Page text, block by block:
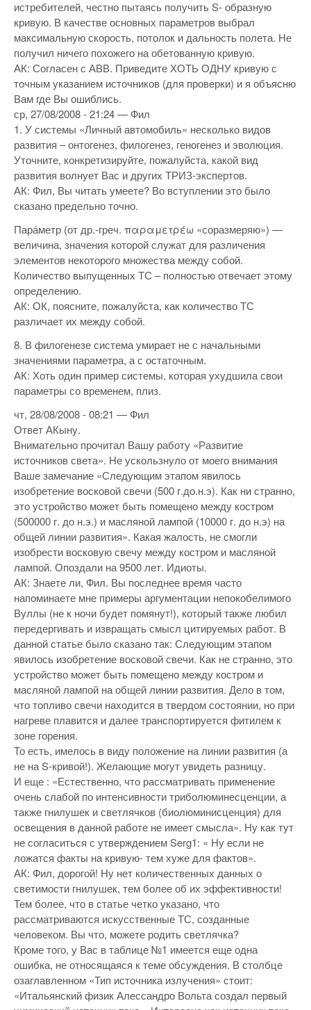
истребителей, честно пытаясь получить S- образную
кривую. В качестве основных параметров выбрал
максимальную скорость, потолок и дальность полета. Не
получил ничего похожего на обетованную кривую.
АК: Согласен с АВВ. Приведите ХОТЬ ОДНУ кривую с
точным указанием источников (для проверки) и я объясню
Вам где Вы ошиблись.
ср, 27/08/2008 - 21:24 — Фил
1. У системы «Личный автомобиль» несколько видов
развития – онтогенез, филогенез, геногенез и эволюция.
Уточните, конкретизируйте, пожалуйста, какой вид
развития волнует Вас и других ТРИЗ-экспертов.
АК: Фил, Вы читать умеете? Во вступлении это было
сказано предельно точно.
Пара́метр (от др.-греч. παραμετρέω «соразмеряю») —
величина, значения которой служат для различения
элементов некоторого множества между собой.
Количество выпущенных ТС – полностью отвечает этому
определению.
АК: ОК, поясните, пожалуйста, как количество ТС
различает их между собой.
8. В филогенезе система умирает не с начальными
значениями параметра, а с остаточным.
АК: Хоть один пример системы, которая ухудшила свои
параметры со временем, плиз.
чт, 28/08/2008 - 08:21 — Фил
Ответ АКыну.
Внимательно прочитал Вашу работу «Развитие
источников света». Не ускользнуло от моего внимания
Ваше замечание «Следующим этапом явилось
изобретение восковой свечи (500 г.до.н.э). Как ни странно,
это устройство может быть помещено между костром
(500000 г. до н.э.) и масляной лампой (10000 г. до н.э) на
общей линии развития». Какая жалость, не смогли
изобрести восковую свечу между костром и масляной
лампой. Опоздали на 9500 лет. Идиоты.
АК: Знаете ли, Фил. Вы последнее время часто
напоминаете мне примеры аргументации непокобелимого
Вуллы (не к ночи будет помянут!), который также любил
передергивать и извращать смысл цитируемых работ. В
данной статье было сказано так: Следующим этапом
явилось изобретение восковой свечи. Как не странно, это
устройство может быть помещено между костром и
масляной лампой на общей линии развития. Дело в том,
что топливо свечи находится в твердом состоянии, но при
нагреве плавится и далее транспортируется фитилем к
зоне горения.
То есть, имелось в виду положение на линии развития (а
не на S-кривой!). Желающие могут увидеть разницу.
И еще : «Естественно, что рассматривать применение
очень слабой по интенсивности триболюминесценции, а
также гнилушек и светлячков (биолюминисценция) для
освещения в данной работе не имеет смысла». Ну как тут
не согласиться с утверждением Serg1: « Ну если не
ложатся факты на кривую- тем хуже для фактов».
АК: Фил, дорогой! Ну нет количественных данных о
светимости гнилушек, тем более об их эффективности!
Тем более, что в статье четко указано, что
рассматриваются искусственные ТС, созданные
человеком. Вы что, можете родить светлячка?
Кроме того, у Вас в таблице №1 имеется еще одна
ошибка, не относящаяся к теме обсуждения. В столбце
озаглавленном «Тип источника излучения» стоит:
«Итальянский физик Алессандро Вольта создал первый